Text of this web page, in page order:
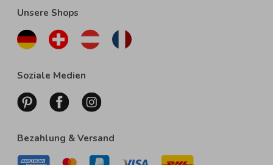
Unsere Shops
Soziale Medien
Bezahlung & Versand